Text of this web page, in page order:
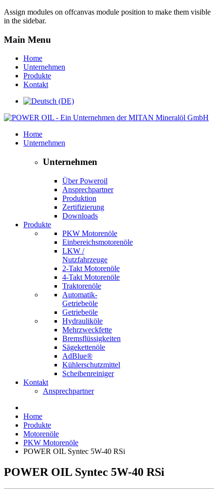
Assign modules on offcanvas module position to make them visible
in the sidebar.
Main Menu
Home
Unternehmen
Produkte
Kontakt
Home
Unternehmen
Unternehmen
Über Poweroil
Ansprechpartner
Produktion
Zertifizierung
Downloads
Produkte
PKW Motorenöle
Einbereichsmotorenöle
LKW /
Nutzfahrzeuge
2-Takt Motorenöle
4-Takt Motorenöle
Traktorenöle
Automatik-
Getriebeöle
Getriebeöle
Hydrauliköle
Mehrzweckfette
Bremsflüssigkeiten
Sägekettenöle
AdBlue®
Kühlerschutzmittel
Scheibenreiniger
Kontakt
Ansprechpartner
Home
Produkte
Motorenöle
PKW Motorenöle
POWER OIL Syntec 5W-40 RSi
POWER OIL Syntec 5W-40 RSi